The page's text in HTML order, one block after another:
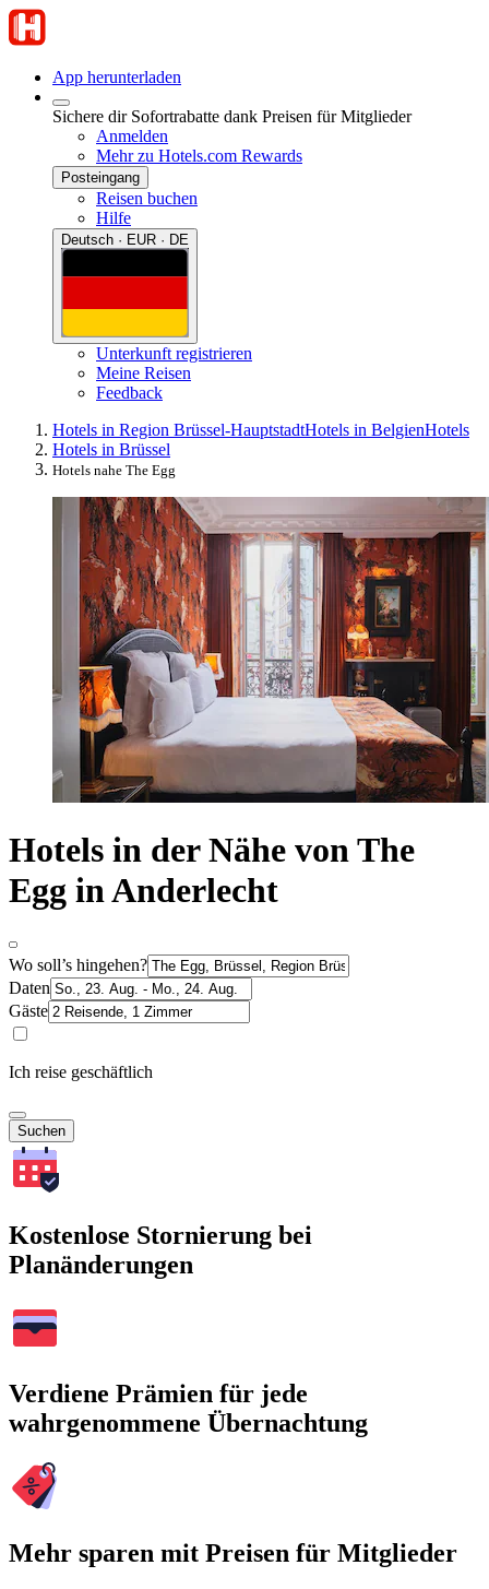
App herunterladen
Sichere dir Sofortrabatte dank Preisen für Mitglieder
Anmelden
Mehr zu Hotels.com Rewards
Posteingang
Reisen buchen
Hilfe
Deutsch · EUR · DE
Unterkunft registrieren
Meine Reisen
Feedback
Hotels in Region Brüssel-HauptstadtHotels in BelgienHotels
Hotels in Brüssel
Hotels nahe The Egg
Hotels in der Nähe von The
Egg in Anderlecht
Wo soll’s hingehen?
Daten
Gäste
Ich reise geschäftlich
Suchen
Kostenlose Stornierung bei
Planänderungen
Verdiene Prämien für jede
wahrgenommene Übernachtung
Mehr sparen mit Preisen für Mitglieder